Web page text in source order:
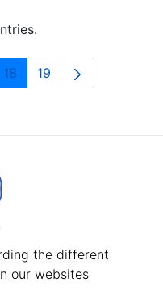
Pages Use TAB to
Page
18 Page
19
the different
our websites